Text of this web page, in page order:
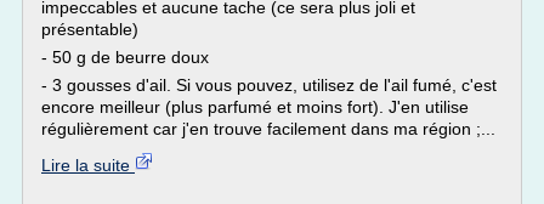
impeccables et aucune tache (ce sera plus joli et
présentable)
- 50 g de beurre doux
- 3 gousses d'ail. Si vous pouvez, utilisez de l'ail fumé, c'est
encore meilleur (plus parfumé et moins fort). J'en utilise
régulièrement car j'en trouve facilement dans ma région ;...
Lire la suite